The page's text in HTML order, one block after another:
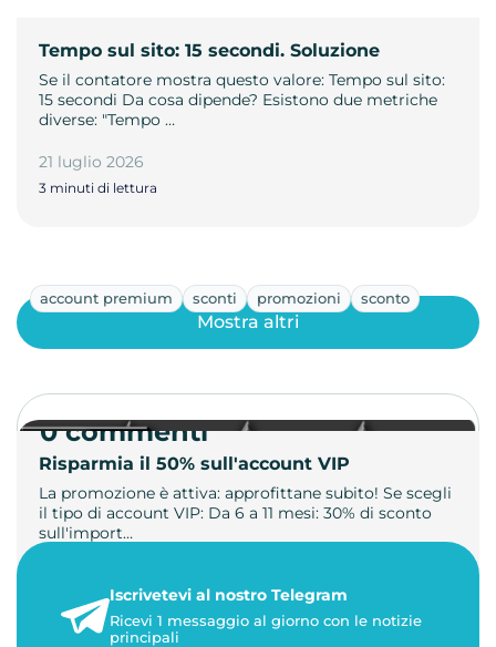
Tempo sul sito: 15 secondi. Soluzione
Se il contatore mostra questo valore: Tempo sul sito:
15 secondi Da cosa dipende? Esistono due metriche
diverse: "Tempo …
21 luglio 2026
3 minuti di lettura
account premium sconti promozioni sconto
Risparmia il 50% sull'account VIP
La promozione è attiva: approfittane subito! Se scegli
il tipo di account VIP: Da 6 a 11 mesi: 30% di sconto
sull'import…
1 minuto di lettura
Mostra altri
0 commenti
Iscrivetevi al nostro Telegram
Ricevi 1 messaggio al giorno con le notizie
principali